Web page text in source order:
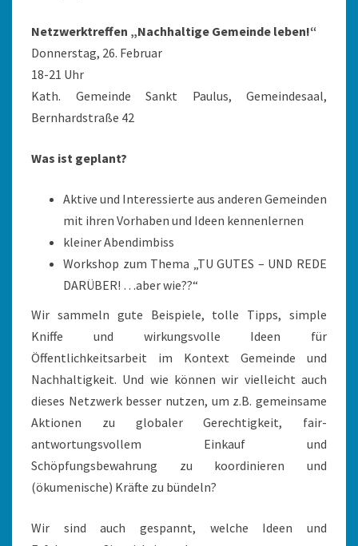
Netzwerktreffen „Nachhaltige Gemeinde leben!“
Donnerstag, 26. Februar
18-21 Uhr
Kath. Gemeinde Sankt Paulus, Gemeindesaal,
Bernhardstraße 42
Was ist geplant?
Aktive und Interessierte aus anderen Gemeinden
mit ihren Vorhaben und Ideen kennenlernen
kleiner Abendimbiss
Workshop zum Thema „TU GUTES – UND REDE
DARÜBER! …aber wie??“
Wir sammeln gute Beispiele, tolle Tipps, simple
Kniffe und wirkungsvolle Ideen für
Öffentlichkeitsarbeit im Kontext Gemeinde und
Nachhaltigkeit. Und wie können wir vielleicht auch
dieses Netzwerk besser nutzen, um z.B. gemeinsame
Aktionen zu globaler Gerechtigkeit, fair-
antwortungsvollem Einkauf und
Schöpfungsbewahrung zu koordinieren und
(ökumenische) Kräfte zu bündeln?
Wir sind auch gespannt, welche Ideen und